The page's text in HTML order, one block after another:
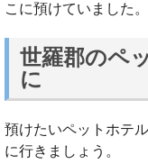
こに預けていました。
世羅郡のペ
に
預けたいペットホテ
に行きましょう。